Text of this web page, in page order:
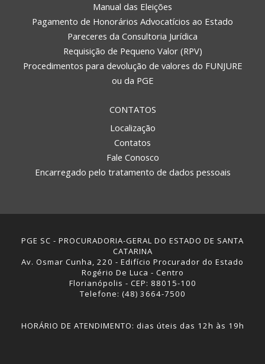
Manual das Eleições
Pagamento de Honorários Advocatícios ao Estado
Pareceres da Consultoria Jurídica
Requisição de Pequeno Valor (RPV)
Procedimentos para devolução de valores do FUNJURE
ou da PGE
CONTATOS
Localização
Contatos
Fale Conosco
Encarregado pelo tratamento de dados pessoais
PGE SC - PROCURADORIA-GERAL DO ESTADO DE SANTA
CATARINA
Av. Osmar Cunha, 220 - Edifício Procurador do Estado
Rogério De Luca - Centro
Florianópolis - CEP: 88015-100
Telefone: (48) 3664-7500
HORÁRIO DE ATENDIMENTO: dias úteis das 12h às 19h